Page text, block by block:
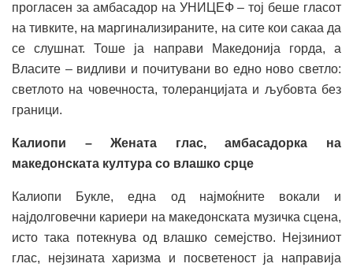
прогласен за амбасадор на УНИЦЕФ – тој беше гласот
на тивките, на маргинализираните, на сите кои сакаа да
се слушнат. Тоше ја направи Македонија горда, а
Власите – видливи и почитувани во едно ново светло:
светлото на човечноста, толеранцијата и љубовта без
граници.
Калиопи – Жената глас, амбасадорка на
македонската култура со влашко срце
Калиопи Букле, една од најмоќните вокали и
најдолговечни кариери на македонската музичка сцена,
исто така потекнува од влашко семејство. Нејзиниот
глас, нејзината харизма и посветеност ја направија